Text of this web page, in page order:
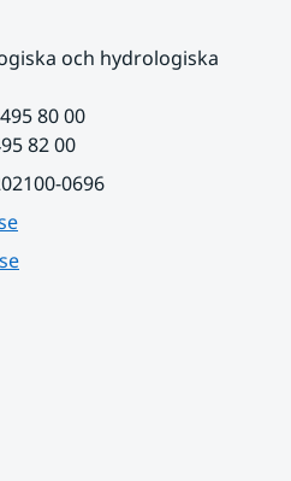
och hydrologiska
80 00
82 00
0696